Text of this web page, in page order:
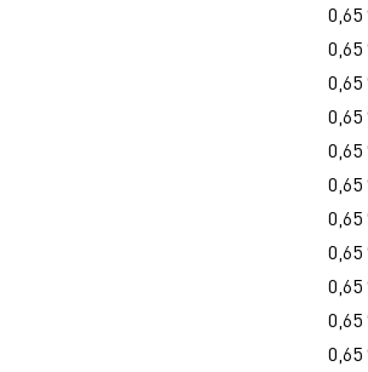
0,65
0,65
0,65
0,65
0,65
0,65
0,65
0,65
0,65
0,65
0,65